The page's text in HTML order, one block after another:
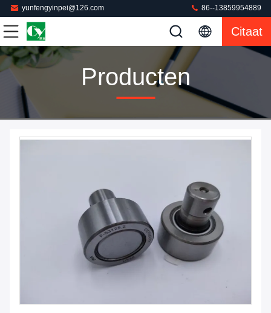
yunfengyinpei@126.com 86--13859954889
Citaat
Producten